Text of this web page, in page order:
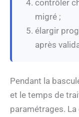
contrôler
migré ;
élargir
après
Pendant la
et le temps de
paramétrages.